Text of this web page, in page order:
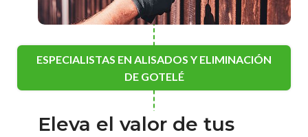
ESPECIALISTAS EN ALISADOS Y ELIMINACIÓN
DE GOTELÉ
Eleva el valor de tus